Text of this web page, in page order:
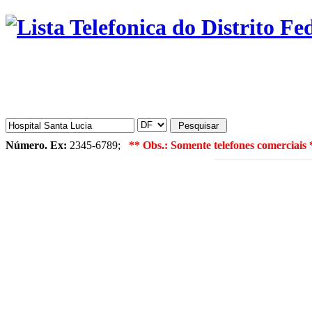
Número. Ex: 2345-6789; ** Obs.: Somente telefones comerciais